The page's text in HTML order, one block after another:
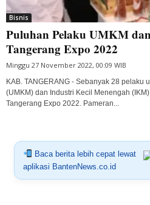
Bisnis
Puluhan Pelaku UMKM
Tangerang Expo 2022
Minggu 27 November 2022, 00:09 WIB
KAB. TANGERANG - Sebanyak 28 pelaku
(UMKM) dan Industri Kecil Menengah
Tangerang Expo 2022. Pameran...
Baca berita lebih cepat lewat
aplikasi BantenNews.co.id